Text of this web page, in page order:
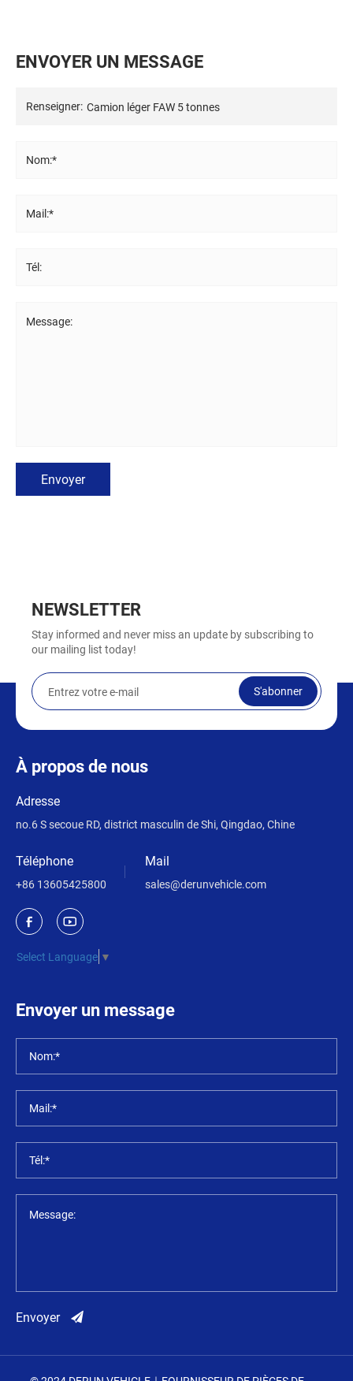
ENVOYER UN MESSAGE
Renseigner:
Nom:*
Mail:*
Tél:
Message:
Envoyer
NEWSLETTER
Stay informed and never miss an update by subscribing to
our mailing list today!
S'abonner
À propos de nous
Adresse
no.6 S secoue RD, district masculin de Shi, Qingdao, Chine
Téléphone
+86 13605425800
Mail
sales@derunvehicle.com
Select Language ▼
Envoyer un message
Nom:*
Mail:*
Tél:*
Message:
Envoyer